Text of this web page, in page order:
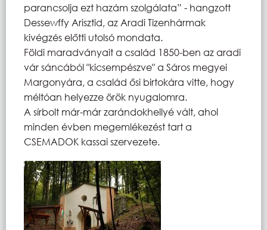
parancsolja ezt hazám szolgálata” - hangzott
Dessewffy Arisztid, az Aradi Tizenhármak
kivégzés előtti utolsó mondata.
Földi maradványait a család 1850-ben az aradi
vár sáncából "kicsempészve" a Sáros megyei
Margonyára, a család ősi birtokára vitte, hogy
méltóan helyezze örök nyugalomra.
A sírbolt már-már zarándokhellyé vált, ahol
minden évben megemlékezést tart a
CSEMADOK kassai szervezete.